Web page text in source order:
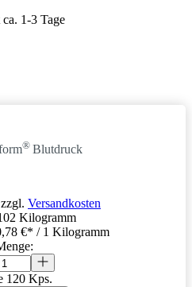
1-3 Tage
® Blutdruck
Versandkosten
Kilogramm
€* / 1 Kilogramm
120 Kps.